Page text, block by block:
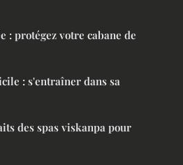
: protégez votre cabane de
: s'entraîner dans sa
des spas viskanpa pour